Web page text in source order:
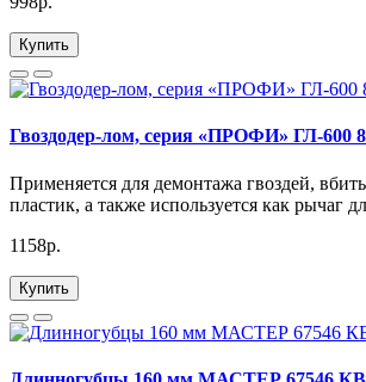
Купить
Гвоздодер-лом, серия «ПРОФИ» ГЛ-600
Применяется для демонтажа гвоздей,
пластик, а также используется как рычаг
1158р.
Купить